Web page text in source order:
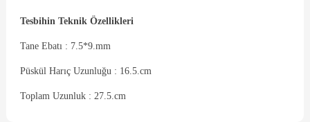
Tesbihin Teknik Özellikleri
Tane Ebatı : 7.5*9.mm
Püskül Harıç Uzunluğu : 16.5.cm
Toplam Uzunluk : 27.5.cm